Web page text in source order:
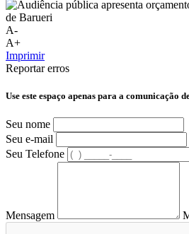
A-
A+
Imprimir
Reportar erros
Use este espaço apenas para a comunicação
Seu nome
Seu e-mail
Seu Telefone
Mensagem